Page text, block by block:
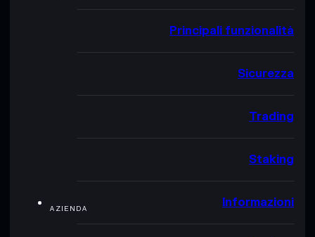
Principali funzionalità
Sicurezza
Trading
Staking
AZIENDA Informazioni